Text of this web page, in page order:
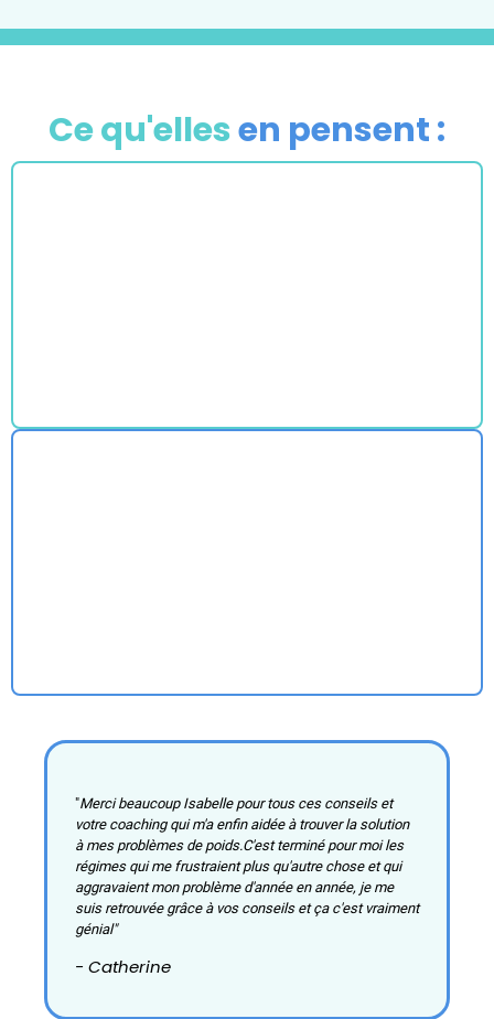
Ce qu'ellesen pensent :
"Merci beaucoup Isabelle pour tous ces conseils et
votre coaching qui m'a enfin aidée à trouver la solution
à mes problèmes de poids.C'est terminé pour moi les
régimes qui me frustraient plus qu'autre chose et qui
aggravaient mon problème d'année en année, je me
suis retrouvée grâce à vos conseils et ça c'est vraiment
génial"
- Catherine